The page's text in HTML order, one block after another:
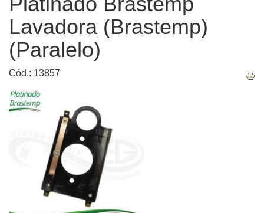
Lavadora (Brastemp)
(Paralelo)
Cód.: 13857